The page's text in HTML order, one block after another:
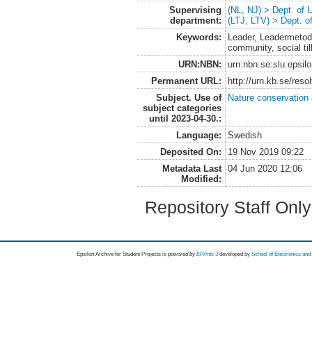
Supervising
department:
(NL, NJ) > Dept. of
(LTJ, LTV) > Dept.
Keywords:
Leader,
community, social
URN:NBN:
Permanent URL:
http://urn.kb.se/
Subject. Use of
subject categories
until 2023-04-30.:
Nature
Language:
Swedish
Deposited On:
19 Nov 2019 09:22
Metadata Last
Modified:
04 Jun 2020 12:06
Repository Staff
Epsilon Archive for Student Projects is powored byEPrints 3 developed by School of Electronics